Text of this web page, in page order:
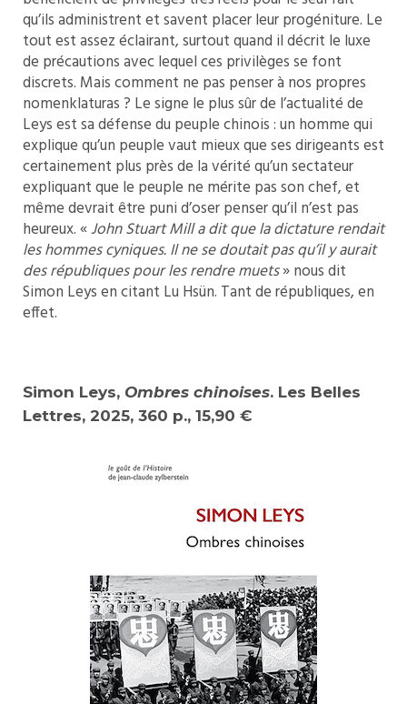
qu’ils administrent et savent placer leur progéniture. Le
tout est assez éclairant, surtout quand il décrit le luxe
de précautions avec lequel ces privilèges se font
discrets. Mais comment ne pas penser à nos propres
nomenklaturas ? Le signe le plus sûr de l’actualité de
Leys est sa défense du peuple chinois : un homme qui
explique qu’un peuple vaut mieux que ses dirigeants est
certainement plus près de la vérité qu’un sectateur
expliquant que le peuple ne mérite pas son chef, et
même devrait être puni d’oser penser qu’il n’est pas
heureux. «John Stuart Mill a dit que la dictature rendait
les hommes cyniques. Il ne se doutait pas qu’il y aurait
des républiques pour les rendre muets» nous dit
Simon Leys en citant Lu Hsün. Tant de républiques, en
effet.
Simon Leys, Ombres chinoises. Les Belles
Lettres, 2025, 360 p., 15,90 €